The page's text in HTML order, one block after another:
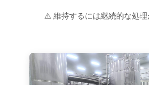
⚠️ 維持するには継続的な処